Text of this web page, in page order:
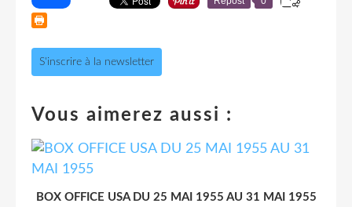
S'inscrire à la newsletter
Vous aimerez aussi :
BOX OFFICE USA DU 25 MAI 1955 AU 31 MAI 1955